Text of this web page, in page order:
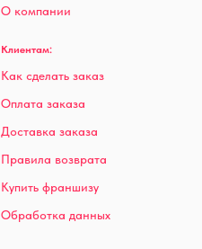
О компании
Клиентам:
Как сделать заказ
Оплата заказа
Доставка заказа
Правила возврата
Купить франшизу
Обработка данных